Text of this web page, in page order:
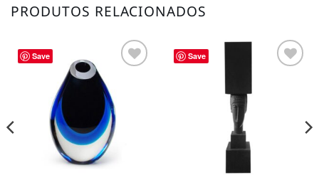
PRODUTOS RELACIONADOS
Save
Adicionar
à lista de
desejos
Save